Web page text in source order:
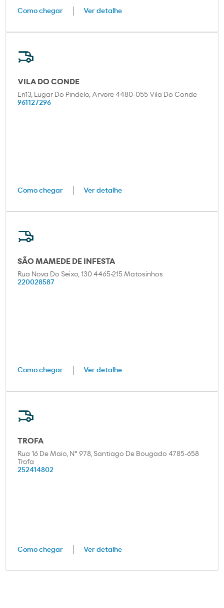
Como chegar Ver detalhe
VILA DO CONDE
En13, Lugar Do Pindelo, Arvore 4480-055 Vila Do Conde
961127296
Como chegar Ver detalhe
SÃO MAMEDE DE INFESTA
Rua Nova Do Seixo, 130 4465-215 Matosinhos
220028587
Como chegar Ver detalhe
TROFA
Rua 16 De Maio, Nº 978, Santiago De Bougado 4785-658
Trofa
252414802
Como chegar Ver detalhe